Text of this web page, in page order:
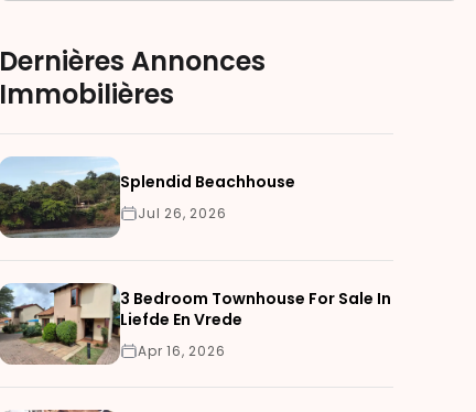
Dernières Annonces
Immobilières
Splendid Beachhouse
Jul 26, 2026
3 Bedroom Townhouse For Sale In
Liefde En Vrede
Apr 16, 2026